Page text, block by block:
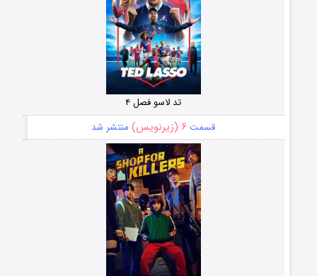
تد لاسو فصل ۴
قسمت ۶ (زیرنویس) منتشر شد